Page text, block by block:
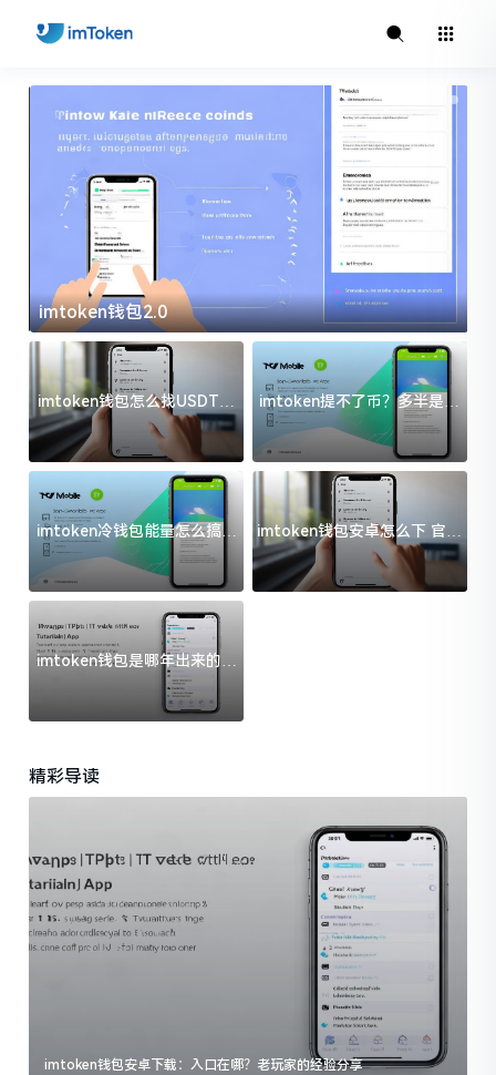
imtoken钱包2.0
imtoken钱包怎么找USDT地
址？三步搞定不踩坑
imtoken提不了币？多半是这
几件事没处理好
imtoken冷钱包能量怎么搞？
过来人告诉你门道
imtoken钱包安卓怎么下 官方
渠道避坑指南
imtoken钱包是哪年出来的？
一文给你说清楚
精彩导读
imtoken钱包安卓下载：入口在哪？老玩家的经验分享